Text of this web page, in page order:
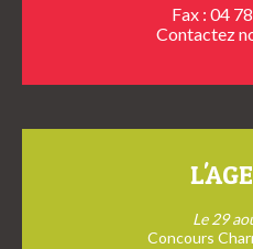
Fax : 04
Contactez
Le 29
Concours